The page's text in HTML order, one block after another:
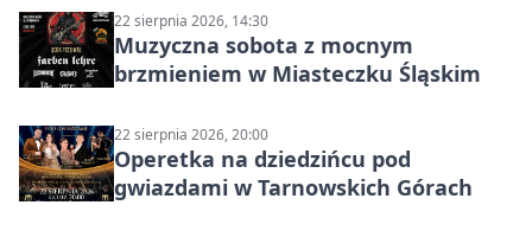
22 sierpnia 2026, 14:30
Muzyczna sobota z mocnym
brzmieniem w Miasteczku Śląskim
22 sierpnia 2026, 20:00
Operetka na dziedzińcu pod
gwiazdami w Tarnowskich Górach